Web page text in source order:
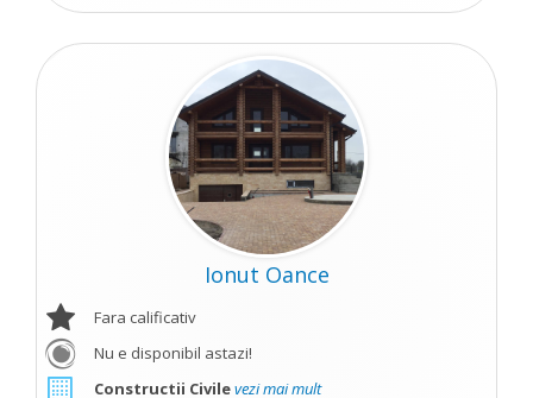
Ionut Oance
Fara calificativ
Nu e disponibil astazi!
Constructii Civilevezi mai mult